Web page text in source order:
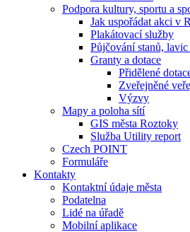
Podpora kultury, sportu a
Jak uspořádat akci v
Plakátovací služby
Půjčování stanů,
Granty a dotace
Přidělené
Zveřejněné
Výzvy
Mapy a poloha sítí
GIS města Roztoky
Služba Utility report
Czech POINT
Formuláře
Kontakty
Kontaktní údaje města
Podatelna
Lidé na úřadě
Mobilní aplikace